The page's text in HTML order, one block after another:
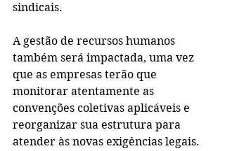
sindicais.
A gestão de recursos humanos
também será impactada, uma vez
que as empresas terão que
monitorar atentamente as
convenções coletivas aplicáveis e
reorganizar sua estrutura para
atender às novas exigências legais.